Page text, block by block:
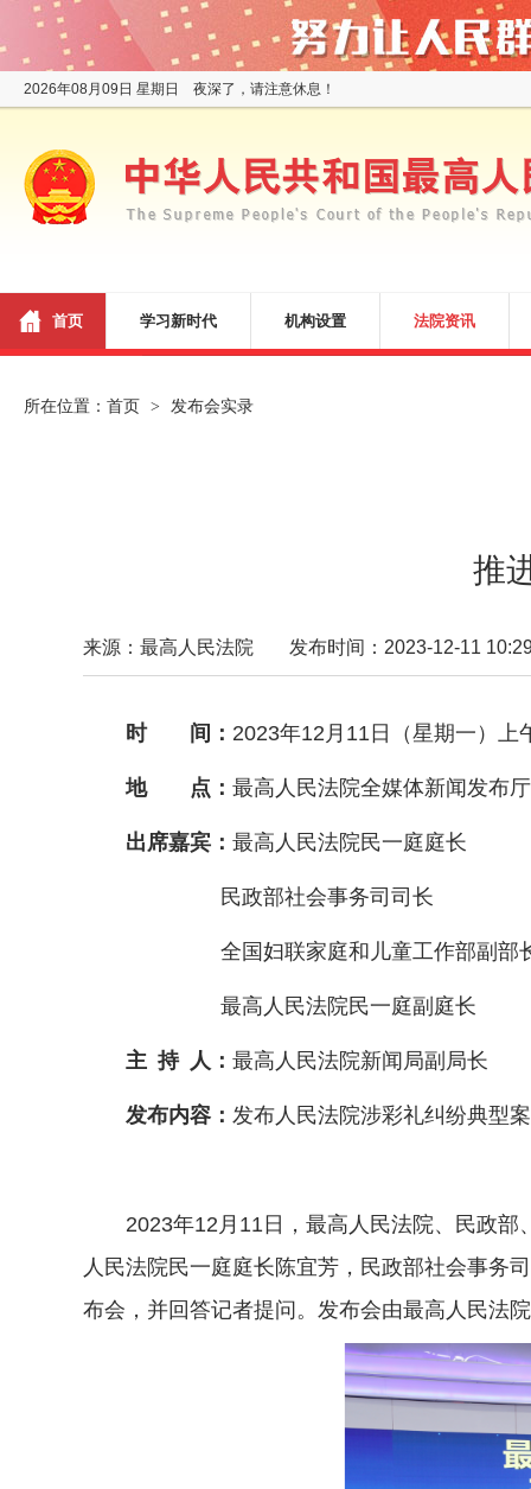
2026年08月09日 星期日 夜深了，请注意休息！
首页 学习新时代 机构设置 法院资讯
所在位置： 首页 > 发布会实录
推
来源：最高人民法院 发布时间：2023-12-11
时 间： 2023年12月11日（星期一）上
地 点： 最高人民法院全媒体新闻发布厅
出席嘉宾： 最高人民法院民一庭庭
民政部社会事务司司长
全国妇联家庭和儿童工作部副部
最高人民法院民一庭副庭长
主 持 人： 最高人民法院新闻局副
发布内容： 发布人民法院涉彩礼纠纷典型
2023年12月11日，最高人民法院、民政部、
人民法院民一庭庭长陈宜芳，民政部社会事务
布会，并回答记者提问。发布会由最高人民法